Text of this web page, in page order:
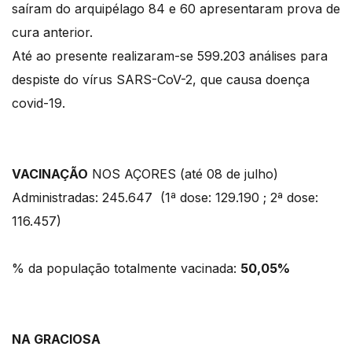
saíram do arquipélago 84 e 60 apresentaram prova de
cura anterior.
Até ao presente realizaram-se 599.203 análises para
despiste do vírus SARS-CoV-2, que causa doença
covid-19.
VACINAÇÃO NOS AÇORES (até 08 de julho)
Administradas: 245.647 (1ª dose: 129.190 ; 2ª dose:
116.457)
% da população totalmente vacinada: 50,05%
NA GRACIOSA